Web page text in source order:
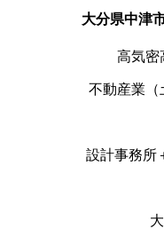
大分県中津
高気密
不動産業（
設計事務所